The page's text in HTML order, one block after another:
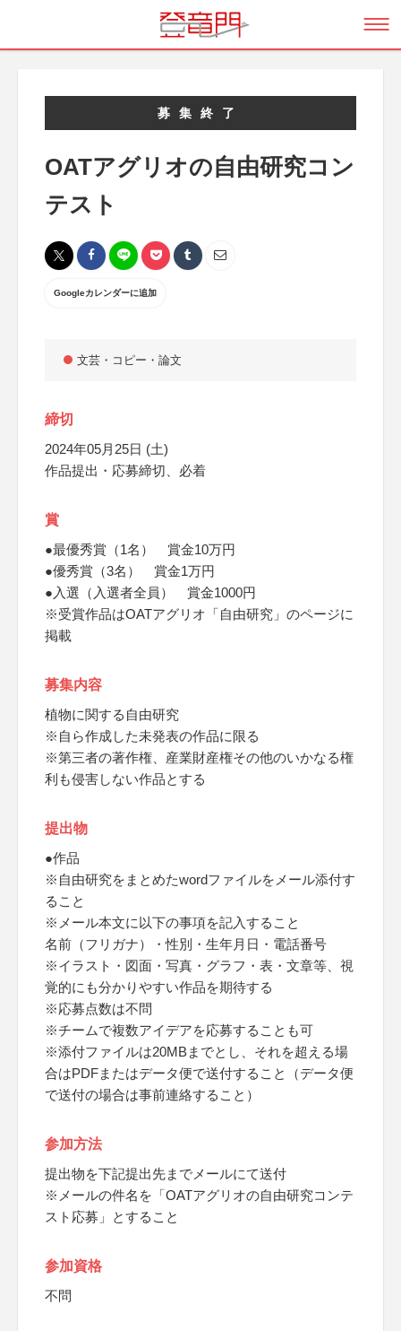
募集終了
OATアグリオの自由研究コン
テスト
Googleカレンダーに追加
文芸・コピー・論文
締切
2024年05月25日 (土)
作品提出・応募締切、必着
賞
●最優秀賞（1名） 賞金10万円
●優秀賞（3名） 賞金1万円
●入選（入選者全員） 賞金1000円
※受賞作品はOATアグリオ「自由研究」のページに
掲載
募集内容
植物に関する自由研究
※自ら作成した未発表の作品に限る
※第三者の著作権、産業財産権その他のいかなる権
利も侵害しない作品とする
提出物
●作品
※自由研究をまとめたwordファイルをメール添付す
ること
※メール本文に以下の事項を記入すること
名前（フリガナ）・性別・生年月日・電話番号
※イラスト・図面・写真・グラフ・表・文章等、視
覚的にも分かりやすい作品を期待する
※応募点数は不問
※チームで複数アイデアを応募することも可
※添付ファイルは20MBまでとし、それを超える場
合はPDFまたはデータ便で送付すること（データ便
で送付の場合は事前連絡すること）
参加方法
提出物を下記提出先までメールにて送付
※メールの件名を「OATアグリオの自由研究コンテ
スト応募」とすること
参加資格
不問